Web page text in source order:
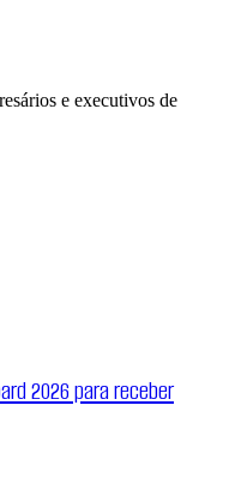
e executivos de
2026 para receber